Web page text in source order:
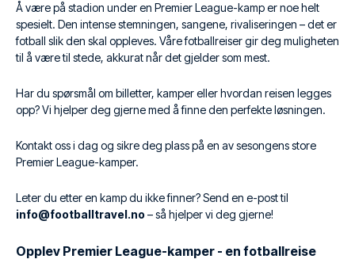
Å være på stadion under en Premier League-kamp er noe helt
spesielt. Den intense stemningen, sangene, rivaliseringen – det er
fotball slik den skal oppleves. Våre fotballreiser gir deg muligheten
til å være til stede, akkurat når det gjelder som mest.
Har du spørsmål om billetter, kamper eller hvordan reisen legges
opp? Vi hjelper deg gjerne med å finne den perfekte løsningen.
Kontakt oss i dag og sikre deg plass på en av sesongens store
Premier League-kamper.
Leter du etter en kamp du ikke finner? Send en e-post til
info@footballtravel.no – så hjelper vi deg gjerne!
Opplev Premier League-kamper - en fotballreise